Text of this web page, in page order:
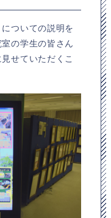
ついての説明を
の学生の皆さん
せていただくこ